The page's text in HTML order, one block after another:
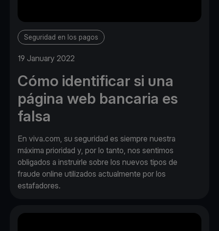
Seguridad en los pagos
19 January 2022
Cómo identificar si una
página web bancaria es
falsa
En viva.com, su seguridad es siempre nuestra
máxima prioridad y, por lo tanto, nos sentimos
obligados a instruirle sobre los nuevos tipos de
fraude online utilizados actualmente por los
estafadores.